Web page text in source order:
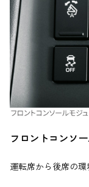
フロントコンソ
運転席から後席の環